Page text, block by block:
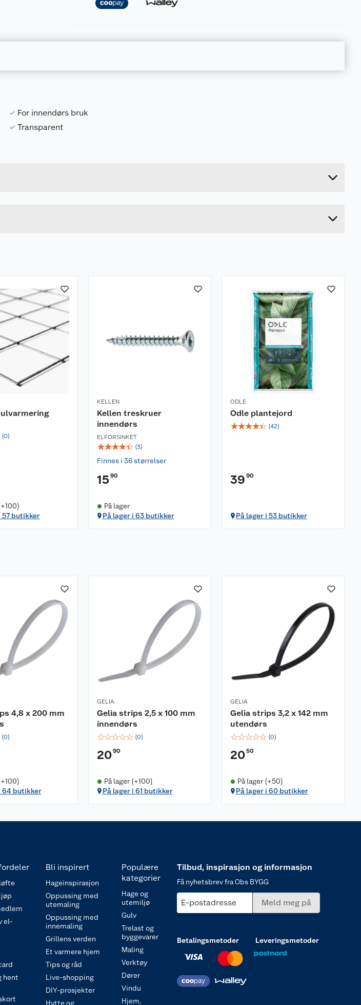
For innendørs bruk
Transparent
(0)
57 butikker
KELLEN
Kellen treskruer
innendørs
ELFORSINKET
☆☆☆☆☆ (3)
Finnes i 36 størrelser
15 90
På lager
På lager i 63 butikker
ODLE
Odle plantejord
☆☆☆☆☆ (42)
39 90
På lager i 53 butikker
4,8 x 200 mm
(0)
64 butikker
GELIA
Gelia strips 2,5 x 100 mm
innendørs
☆☆☆☆☆ (0)
2090
På lager (+100)
På lager i 61 butikker
GELIA
Gelia strips 3,2 x 142 mm
utendørs
☆☆☆☆☆ (0)
2050
På lager (+50)
På lager i 60 butikker
el-
hent
Bli inspirert
Hageinspirasjon
Oppussing med
utemaling
Oppussing med
innemaling
Grillens verden
Et varmere hjem
Tips og råd
Live-shopping
DIY-prosjekter
Hytte og
Populære
kategorier
Hage og
utemiljø
Gulv
Trelast og
byggevarer
Maling
Verktøy
Dører
Vindu
Hjem,
Tilbud, inspirasjon og informasjon
Få nyhetsbrev fra Obs BYGG
E-postadresse Meld meg på
Betalingsmetoder Leveringsmetoder